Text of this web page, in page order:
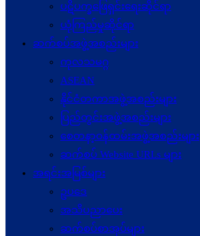
ပဋိပက္ခ‌ဖြေရှင်းရေးဆိုင်ရာ
ယုံကြည်မှုဆိုင်ရာ
ဆက်စပ်အဖွဲ့အစည်းများ
ကုလသမဂ္ဂ
ASEAN
နိုင်ငံတကာအဖွဲ့အစည်းများ
ပြည်တွင်းအဖွဲ့အစည်းများ
စေတနာ့ဝန်ထမ်းအဖွဲ့အစည်းများ
ဆက်စပ် Website URLs များ
အရင်းအမြစ်များ
ဥပဒေ
အသိပညာပေး
ဆက်စပ်စာအုပ်များ